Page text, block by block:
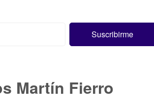
Martín Fierro